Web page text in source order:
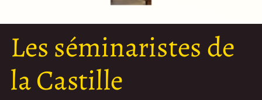
Les séminaristes de
la Castille